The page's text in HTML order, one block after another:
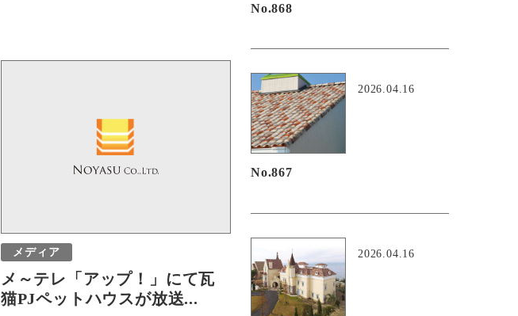
メディア
メ～テレ「アップ！」にて瓦
猫PJペットハウスが放送...
No.868
2026.04.16
No.867
2026.04.16